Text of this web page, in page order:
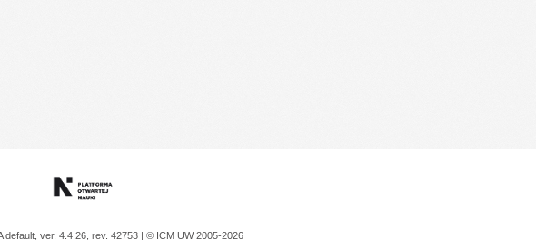
default, ver. 4.4.26, rev. 42753 | © ICM UW 2005-2026